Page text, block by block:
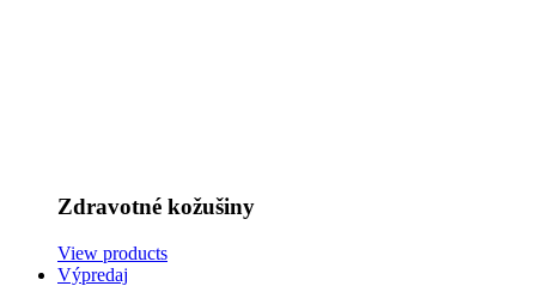
Zdravotné kožušiny
View products
Výpredaj